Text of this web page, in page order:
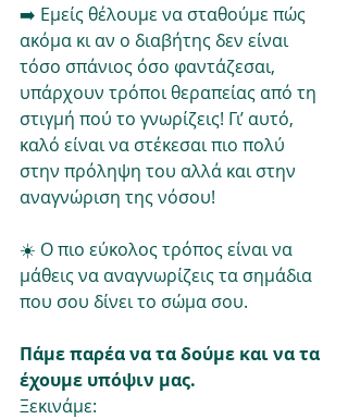
➡️ Εμείς θέλουμε να σταθούμε πώς
ακόμα κι αν ο διαβήτης δεν είναι
τόσο σπάνιος όσο φαντάζεσαι,
υπάρχουν τρόποι θεραπείας από τη
στιγμή πού το γνωρίζεις! Γι’ αυτό,
καλό είναι να στέκεσαι πιο πολύ
στην πρόληψη του αλλά και στην
αναγνώριση της νόσου!
☀️ Ο πιο εύκολος τρόπος είναι να
μάθεις να αναγνωρίζεις τα σημάδια
που σου δίνει το σώμα σου.
Πάμε παρέα να τα δούμε και να τα
έχουμε υπόψιν μας.
Ξεκινάμε: